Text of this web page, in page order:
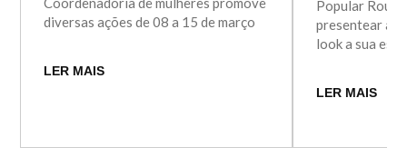
diversas ações de 08 a 15 de março
LER MAIS
Popular
presentear as
look a sua
LER MAIS